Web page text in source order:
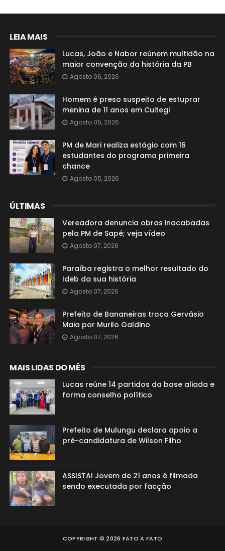
LEIA MAIS
Lucas, João e Nabor reúnem multidão na
maior convenção da história da PB
Agosto 06, 2026
Homem é preso suspeito de estuprar
menina de 11 anos em Cuitegi
Agosto 05, 2026
PM de Mari realiza estágio com 16
estudantes do programa primeira
chance
Agosto 05, 2026
ÚLTIMAS
Vereadora denuncia obras inacabadas
pela PM de Sapé; veja vídeo
Agosto 07, 2026
Paraíba registra o melhor resultado do
Ideb da sua história
Agosto 07, 2026
Prefeito de Bananeiras troca Gervásio
Maia por Murilo Galdino
Agosto 07, 2026
MAIS LIDAS DO MÊS
Lucas reúne 14 partidos da base aliada e
forma conselho político
Prefeito de Mulungu declara apoio a
pré-candidatura de Wilson Filho
ASSISTA! Jovem de 21 anos é filmada
sendo executada por facção
COPYRIGHT ©2026 FATO A FATO